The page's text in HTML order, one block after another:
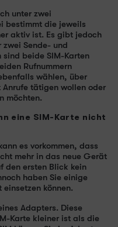
unter zwei
bestimmt die jeweils
aktiv ist. Es gibt jedoch
Sende- und
sind beide SIM-Karten
Rufnummern
wählen, über
Anrufe tätigen wollen oder
möchten.
eine SIM-Karte nicht
es vorkommen, dass
mehr in das neue Gerät
den ersten Blick kein
haben Sie einige
können.
Adapters. Diese
Karte kleiner ist als die